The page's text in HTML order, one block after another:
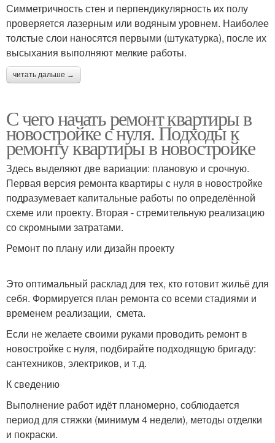
Симметричность стен и перпендикулярность их полу
проверяется лазерным или водяным уровнем. Наиболее
толстые слои наносятся первыми (штукатурка), после их
высыхания выполняют мелкие работы.
читать дальше →
С чего начать ремонт квартиры в
новостройке с нуля. Подходы к
ремонту квартиры в новостройке
Здесь выделяют две вариации: плановую и срочную.
Первая версия ремонта квартиры с нуля в новостройке
подразумевает капитальные работы по определённой
схеме или проекту. Вторая - стремительную реализацию
со скромными затратами.
Ремонт по плану или дизайн проекту
Это оптимальный расклад для тех, кто готовит жильё для
себя. Формируется план ремонта со всеми стадиями и
временем реализации, смета.
Если не желаете своими руками проводить ремонт в
новостройке с нуля, подбирайте подходящую бригаду:
сантехников, электриков, и т.д.
К сведению
Выполнение работ идёт планомерно, соблюдается
период для стяжки (минимум 4 недели), методы отделки
и покраски.